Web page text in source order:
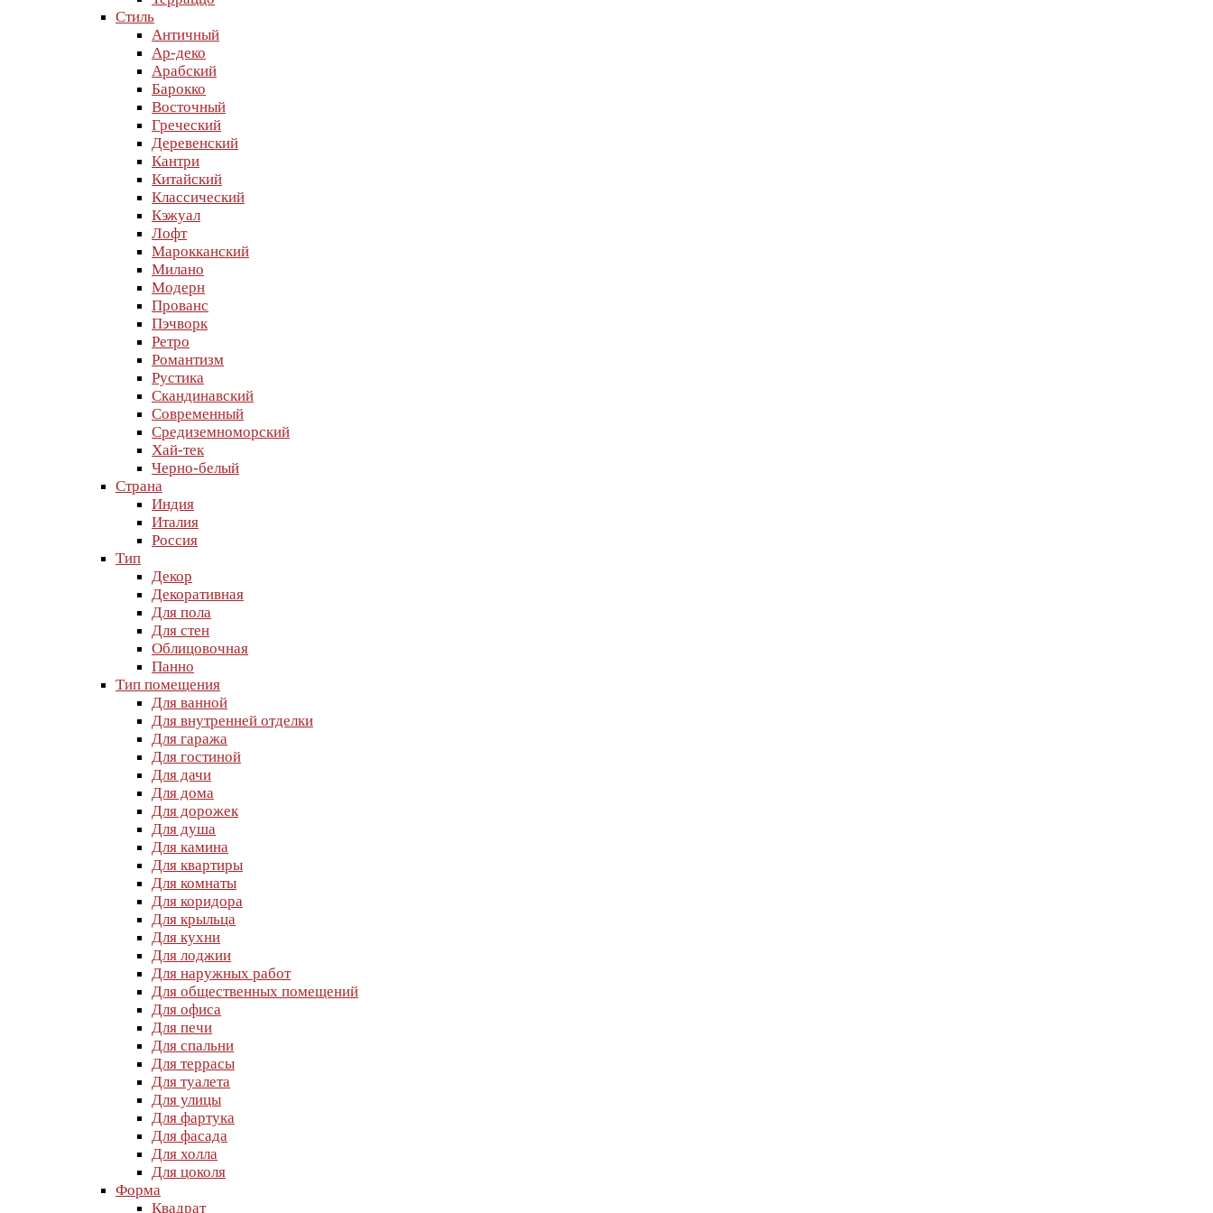
Стиль
Античный
Ар-деко
Арабский
Барокко
Восточный
Греческий
Деревенский
Кантри
Китайский
Классический
Кэжуал
Лофт
Марокканский
Милано
Модерн
Прованс
Пэчворк
Ретро
Романтизм
Рустика
Скандинавский
Современный
Средиземноморский
Хай-тек
Черно-белый
Страна
Индия
Италия
Россия
Тип
Декор
Декоративная
Для пола
Для стен
Облицовочная
Панно
Тип помещения
Для ванной
Для внутренней отделки
Для гаража
Для гостиной
Для дачи
Для дома
Для дорожек
Для душа
Для камина
Для квартиры
Для комнаты
Для коридора
Для крыльца
Для кухни
Для лоджии
Для наружных работ
Для общественных помещений
Для офиса
Для печи
Для спальни
Для террасы
Для туалета
Для улицы
Для фартука
Для фасада
Для холла
Для цоколя
Форма
Квадрат